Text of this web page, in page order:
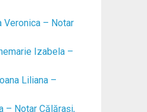
Veronica – Notar
Izabela –
Liliana –
– Notar Călăraşi,